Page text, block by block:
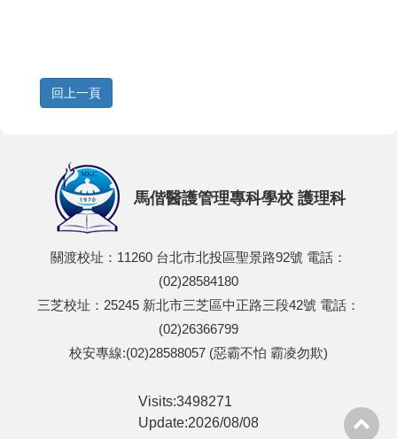
馬偕醫護管理專科學校 護理科
關渡校址：11260 台北市北投區聖景路92號 電話：
(02)28584180
三芝校址：25245 新北市三芝區中正路三段42號 電話：
(02)26366799
校安專線:(02)28588057 (惡霸不怕 霸凌勿欺)
Visits:3498271
Update:2026/08/08